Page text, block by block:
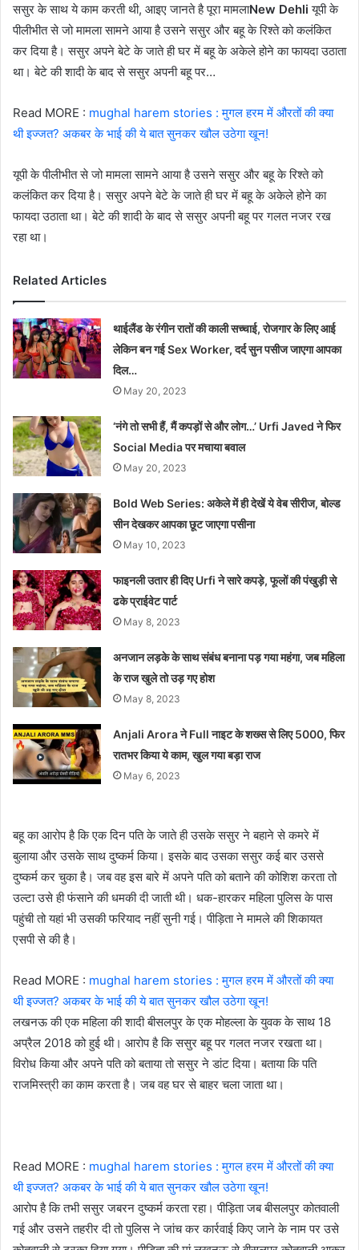
ससुर के साथ ये काम करती थी, आइए जानते है पूरा मामलाNew Dehliयूपी के
पीलीभीत से जो मामला सामने आया है उसने ससुर और बहू के रिश्ते को कलंकित
कर दिया है। ससुर अपने बेटे के जाते ही घर में बहू के अकेले होने का फायदा उठाता
था। बेटे की शादी के बाद से ससुर अपनी बहू पर…
Read MORE : mughal harem stories : मुगल हरम में औरतों की क्या
थी इज्जत? अकबर के भाई की ये बात सुनकर खौल उठेगा खून!
यूपी के पीलीभीत से जो मामला सामने आया है उसने ससुर और बहू के रिश्ते को
कलंकित कर दिया है। ससुर अपने बेटे के जाते ही घर में बहू के अकेले होने का
फायदा उठाता था। बेटे की शादी के बाद से ससुर अपनी बहू पर गलत नजर रख
रहा था।
Related Articles
थाईलैंड के रंगीन रातों की काली सच्चाई, रोजगार के लिए आई
लेकिन बन गई Sex Worker, दर्द सुन पसीज जाएगा आपका
दिल…
May 20, 2023
‘नंगे तो सभी हैं, मैं कपड़ों से और लोग…’ Urfi Javed ने फिर
Social Media पर मचाया बवाल
May 20, 2023
Bold Web Series: अकेले में ही देखें ये वेब सीरीज, बोल्ड
सीन देखकर आपका छूट जाएगा पसीना
May 10, 2023
फाइनली उतार ही दिए Urfi ने सारे कपड़े, फूलों की पंखुड़ी से
ढके प्राईवेट पार्ट
May 8, 2023
अनजान लड़के के साथ संबंध बनाना पड़ गया महंगा, जब महिला
के राज खुले तो उड़ गए होश
May 8, 2023
Anjali Arora ने Full नाइट के शख्स से लिए 5000, फिर
रातभर किया ये काम, खुल गया बड़ा राज
May 6, 2023
बहू का आरोप है कि एक दिन पति के जाते ही उसके ससुर ने बहाने से कमरे में
बुलाया और उसके साथ दुष्कर्म किया। इसके बाद उसका ससुर कई बार उससे
दुष्कर्म कर चुका है। जब वह इस बारे में अपने पति को बताने की कोशिश करता तो
उल्टा उसे ही फंसाने की धमकी दी जाती थी। धक-हारकर महिला पुलिस के पास
पहुंची तो यहां भी उसकी फरियाद नहीं सुनी गई। पीड़िता ने मामले की शिकायत
एसपी से की है।
Read MORE : mughal harem stories : मुगल हरम में औरतों की क्या
थी इज्जत? अकबर के भाई की ये बात सुनकर खौल उठेगा खून!
लखनऊ की एक महिला की शादी बीसलपुर के एक मोहल्ला के युवक के साथ 18
अप्रैल 2018 को हुई थी। आरोप है कि ससुर बहू पर गलत नजर रखता था।
विरोध किया और अपने पति को बताया तो ससुर ने डांट दिया। बताया कि पति
राजमिस्त्री का काम करता है। जब वह घर से बाहर चला जाता था।
Read MORE : mughal harem stories : मुगल हरम में औरतों की क्या
थी इज्जत? अकबर के भाई की ये बात सुनकर खौल उठेगा खून!
आरोप है कि तभी ससुर जबरन दुष्कर्म करता रहा। पीड़िता जब बीसलपुर कोतवाली
गई और उसने तहरीर दी तो पुलिस ने जांच कर कार्रवाई किए जाने के नाम पर उसे